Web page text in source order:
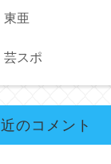
東亜
芸スポ
のコメント